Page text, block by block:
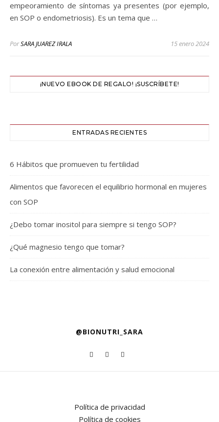
empeoramiento de síntomas ya presentes (por ejemplo,
en SOP o endometriosis). Es un tema que …
PorSARA JUAREZ IRALA 15 enero 2024
¡NUEVO EBOOK DE REGALO! ¡SUSCRÍBETE!
ENTRADAS RECIENTES
6 Hábitos que promueven tu fertilidad
Alimentos que favorecen el equilibrio hormonal en mujeres
con SOP
¿Debo tomar inositol para siempre si tengo SOP?
¿Qué magnesio tengo que tomar?
La conexión entre alimentación y salud emocional
@BIONUTRI_SARA
Política de privacidad
Política de cookies